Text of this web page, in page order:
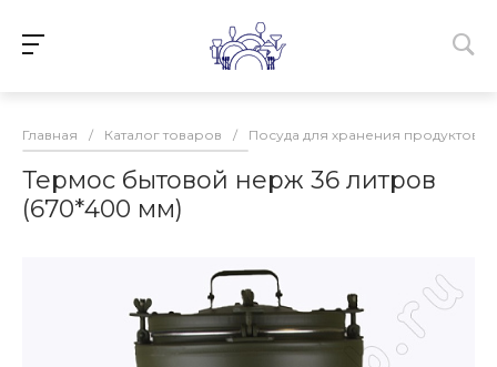
Главная / Каталог товаров / Посуда для хранения продуктов
Термос бытовой нерж 36 литров
(670*400 мм)